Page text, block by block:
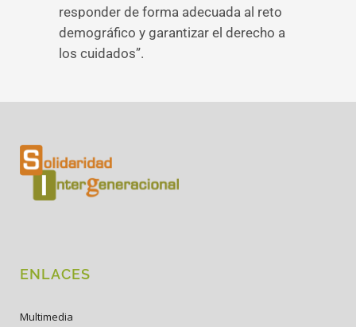
responder de forma adecuada al reto
demográfico y garantizar el derecho a
los cuidados”.
ENLACES
Multimedia